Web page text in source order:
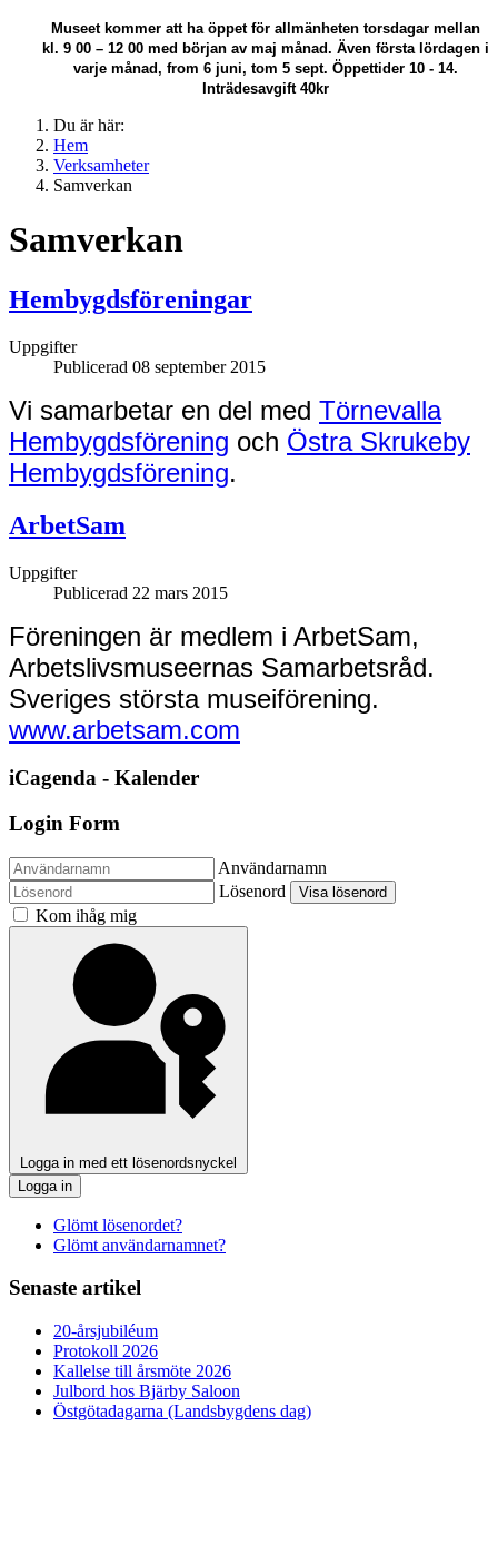
Museet kommer att ha öppet för allmänheten torsdagar mellan
kl. 9 00 – 12 00 med början av maj månad. Även första lördagen i
varje månad, from 6 juni, tom 5 sept. Öppettider 10 - 14.
Inträdesavgift 40kr
Du är här:
Hem
Verksamheter
Samverkan
Samverkan
Hembygdsföreningar
Uppgifter
Publicerad 08 september 2015
Vi samarbetar en del med Törnevalla
Hembygdsförening och Östra Skrukeby
Hembygdsförening.
ArbetSam
Uppgifter
Publicerad 22 mars 2015
Föreningen är medlem i ArbetSam,
Arbetslivsmuseernas Samarbetsråd.
Sveriges största museiförening.
www.arbetsam.com
iCagenda - Kalender
Login Form
Användarnamn
Lösenord
Visa lösenord
Kom ihåg mig
Logga in med ett lösenordsnyckel
Logga in
Glömt lösenordet?
Glömt användarnamnet?
Senaste artikel
20-årsjubiléum
Protokoll 2026
Kallelse till årsmöte 2026
Julbord hos Bjärby Saloon
Östgötadagarna (Landsbygdens dag)